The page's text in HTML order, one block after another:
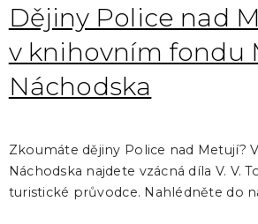
Dějiny Police nad
v knihovním fondu
Náchodska
Zkoumáte dějiny Police nad Metují?
Náchodska najdete vzácná díla V. V.
turistické průvodce. Nahlédněte do